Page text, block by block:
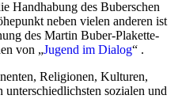
Handhabung des Buberschen
neben vielen anderen ist
des Martin Buber-Plakette-
von „Jugend im Dialog“ .
Religionen, Kulturen,
unterschiedlichsten sozialen und